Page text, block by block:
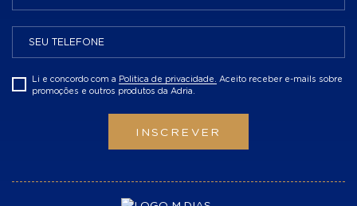
Li e concordo com a Politica de privacidade. Aceito receber e-mails sobre
promoções e outros produtos da Adria.
INSCREVER